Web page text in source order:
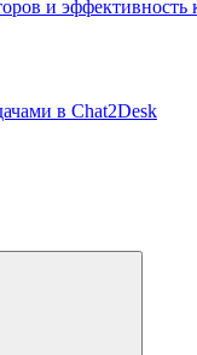
и эффективность
в Chat2Desk